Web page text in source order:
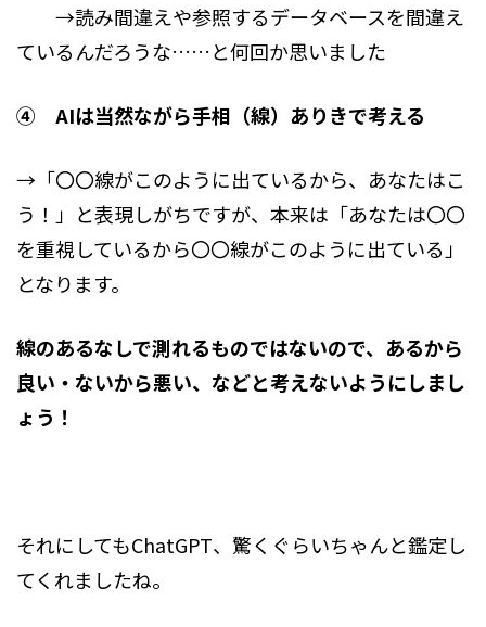
→読み間違えや参照するデータベースを間違え
ているんだろうな……と何回か思いました
④ AIは当然ながら手相（線）ありきで考える
→「〇〇線がこのように出ているから、あなたはこ
う！」と表現しがちですが、本来は「あなたは〇〇
を重視しているから〇〇線がこのように出ている」
となります。
線のあるなしで測れるものではないので、あるから
良い・ないから悪い、などと考えないようにしまし
ょう！
それにしてもChatGPT、驚くぐらいちゃんと鑑定し
てくれましたね。